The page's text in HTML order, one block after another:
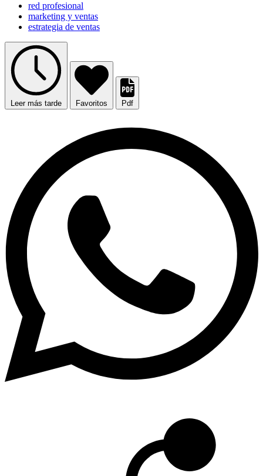
red profesional
marketing y ventas
estrategia de ventas
Leer más tarde Favoritos Pdf